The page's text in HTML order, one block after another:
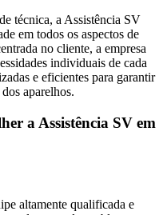
técnica, a Assistência SV
em todos os aspectos de
no cliente, a empresa
individuais de cada
e eficientes para garantir
aparelhos.
a Assistência SV em
altamente qualificada e